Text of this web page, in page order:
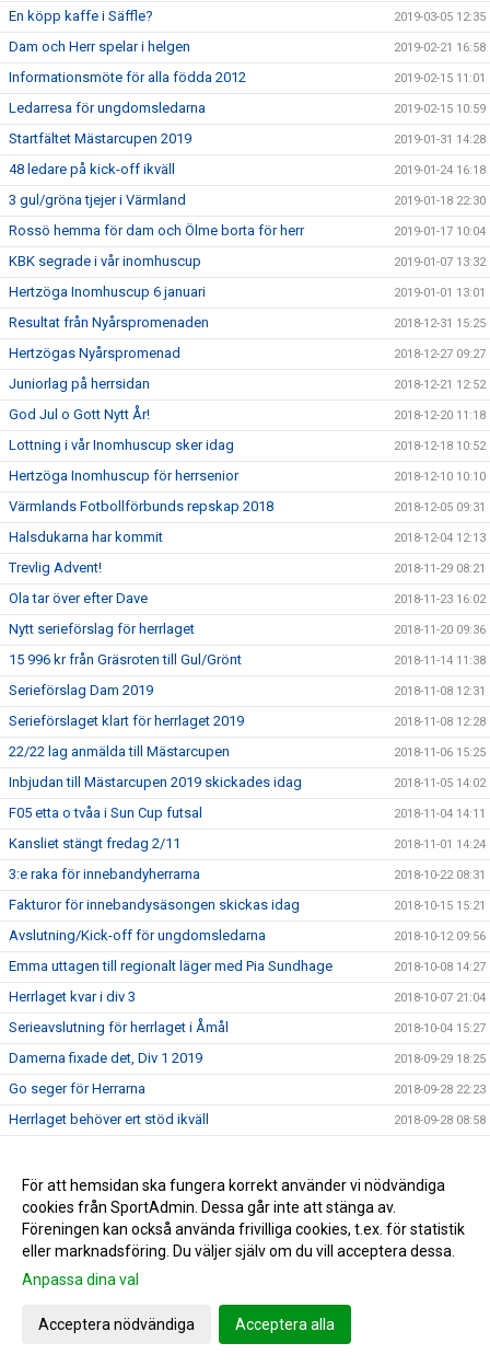
En köpp kaffe i Säffle? 2019-03-05 12:35
Dam och Herr spelar i helgen 2019-02-21 16:58
Informationsmöte för alla födda 2012 2019-02-15 11:01
Ledarresa för ungdomsledarna 2019-02-15 10:59
Startfältet Mästarcupen 2019 2019-01-31 14:28
48 ledare på kick-off ikväll 2019-01-24 16:18
3 gul/gröna tjejer i Värmland 2019-01-18 22:30
Rossö hemma för dam och Ölme borta för herr 2019-01-17 10:04
KBK segrade i vår inomhuscup 2019-01-07 13:32
Hertzöga Inomhuscup 6 januari 2019-01-01 13:01
Resultat från Nyårspromenaden 2018-12-31 15:25
Hertzögas Nyårspromenad 2018-12-27 09:27
Juniorlag på herrsidan 2018-12-21 12:52
God Jul o Gott Nytt År! 2018-12-20 11:18
Lottning i vår Inomhuscup sker idag 2018-12-18 10:52
Hertzöga Inomhuscup för herrsenior 2018-12-10 10:10
Värmlands Fotbollförbunds repskap 2018 2018-12-05 09:31
Halsdukarna har kommit 2018-12-04 12:13
Trevlig Advent! 2018-11-29 08:21
Ola tar över efter Dave 2018-11-23 16:02
Nytt serieförslag för herrlaget 2018-11-20 09:36
15 996 kr från Gräsroten till Gul/Grönt 2018-11-14 11:38
Serieförslag Dam 2019 2018-11-08 12:31
Serieförslaget klart för herrlaget 2019 2018-11-08 12:28
22/22 lag anmälda till Mästarcupen 2018-11-06 15:25
Inbjudan till Mästarcupen 2019 skickades idag 2018-11-05 14:02
F05 etta o tvåa i Sun Cup futsal 2018-11-04 14:11
Kansliet stängt fredag 2/11 2018-11-01 14:24
3:e raka för innebandyherrarna 2018-10-22 08:31
Fakturor för innebandysäsongen skickas idag 2018-10-15 15:21
Avslutning/Kick-off för ungdomsledarna 2018-10-12 09:56
Emma uttagen till regionalt läger med Pia Sundhage 2018-10-08 14:27
Herrlaget kvar i div 3 2018-10-07 21:04
Serieavslutning för herrlaget i Åmål 2018-10-04 15:27
Damerna fixade det, Div 1 2019 2018-09-29 18:25
Go seger för Herrarna 2018-09-28 22:23
Herrlaget behöver ert stöd ikväll 2018-09-28 08:58
0-3 förlust i JDM 2018-09-19 21:41
Hertzöga - Ölme lördag 13.00 2018-09-14 11:21
Herr U säkrade seriesegern 2018-09-10 09:55
Adolfsberg - Hertzöga 1-3
Daves grabbar åker till Adolfsberg
JDM-final för våra tjejer
För att hemsidan ska fungera korrekt använder vi nödvändiga
cookies från SportAdmin. Dessa går inte att stänga av.
Föreningen kan också använda frivilliga cookies, t.ex. för statistik
eller marknadsföring. Du väljer själv om du vill acceptera dessa.
Anpassa dina val
Acceptera nödvändiga Acceptera alla